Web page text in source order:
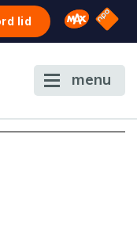
lid Omroep
NPO
menu
moment niet
op met onze